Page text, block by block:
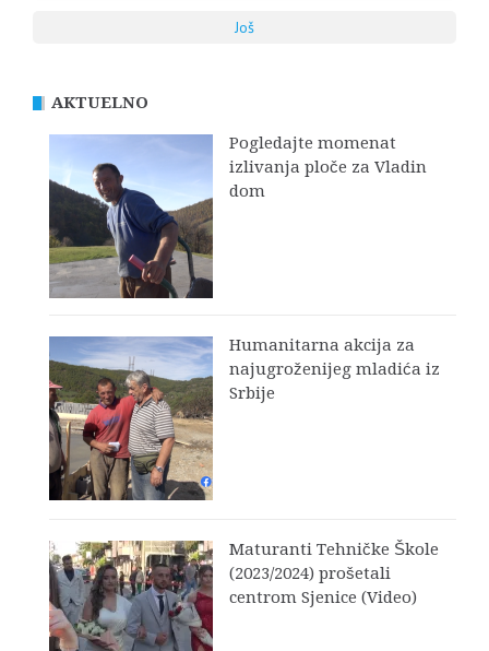
Još
AKTUELNO
Pogledajte momenat
izlivanja ploče za Vladin
dom
Humanitarna akcija za
najugroženijeg mladića iz
Srbije
Maturanti Tehničke Škole
(2023/2024) prošetali
centrom Sjenice (Video)